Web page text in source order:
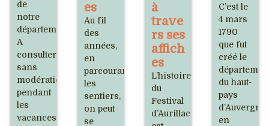
de
notre
département.
A
consulter
sans
modération
pendant
les
vacances.
es
Au fil
des
années,
en
parcourant
les
sentiers,
on peut
se
à
trave
rs ses
affich
es
L’histoire
du
Festival
d’Aurillac
C’est le
4 mars
1790
que fut
créé le
du haut-
pays
d’Auvergne
en